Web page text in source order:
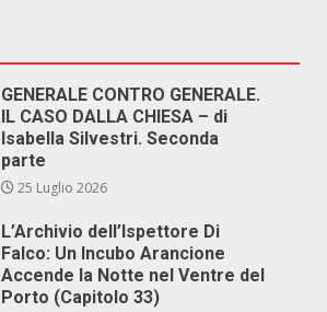
GENERALE CONTRO GENERALE.
IL CASO DALLA CHIESA – di
Isabella Silvestri. Seconda
parte
25 Luglio 2026
L’Archivio dell’Ispettore Di
Falco: Un Incubo Arancione
Accende la Notte nel Ventre del
Porto (Capitolo 33)